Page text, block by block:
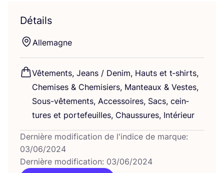
Détails
Alle­magne
Vête­ments, Jeans / Denim, Hauts et t‑shirts,
Che­mises & Che­mi­siers, Man­teaux & Vestes,
Sous-vête­ments, Acces­soires, Sacs, cein­
tures et por­te­feuilles, Chaus­sures, Intérieur
Dernière modification de l'indice de marque:
03/06/2024
Dernière modification: 03/06/2024